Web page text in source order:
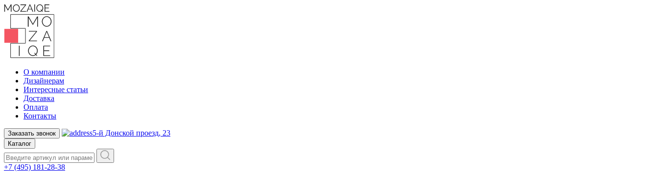
О компании
Дизайнерам
Интересные статьи
Доставка
Оплата
Контакты
Заказать звонок 5-й Донской проезд, 23
Каталог
+7 (495) 181-28-38